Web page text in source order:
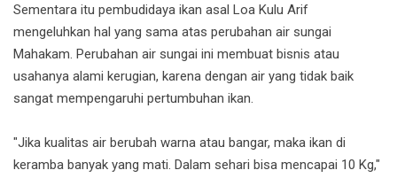
Sementara itu pembudidaya ikan asal Loa Kulu Arif
mengeluhkan hal yang sama atas perubahan air sungai
Mahakam. Perubahan air sungai ini membuat bisnis atau
usahanya alami kerugian, karena dengan air yang tidak baik
sangat mempengaruhi pertumbuhan ikan.
"Jika kualitas air berubah warna atau bangar, maka ikan di
keramba banyak yang mati. Dalam sehari bisa mencapai 10 Kg,"